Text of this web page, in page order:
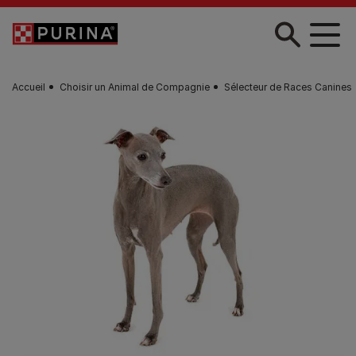
Skip to main content
Accueil Choisir un Animal de Compagnie Sélecteur de Races Canines